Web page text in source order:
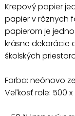
Krepový papier
papier v rôznych
papierom je
krásne dekorácie
školských
Farba: neónovo
Veľkosť role: 500